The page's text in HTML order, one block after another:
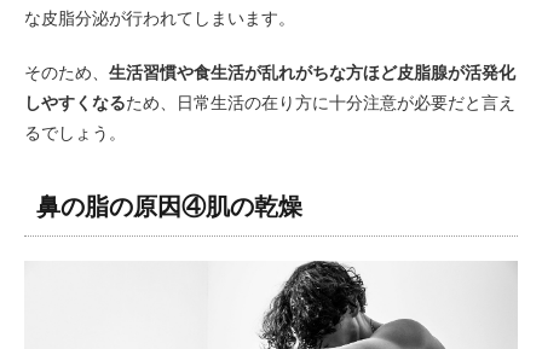
な皮脂分泌が行われてしまいます。
そのため、 生活習慣や食生活が乱れがちな方ほど皮脂腺が活発化
しやすくなるため、日常生活の在り方に十分注意が必要だと言え
るでしょう。
鼻の脂の原因④肌の乾燥